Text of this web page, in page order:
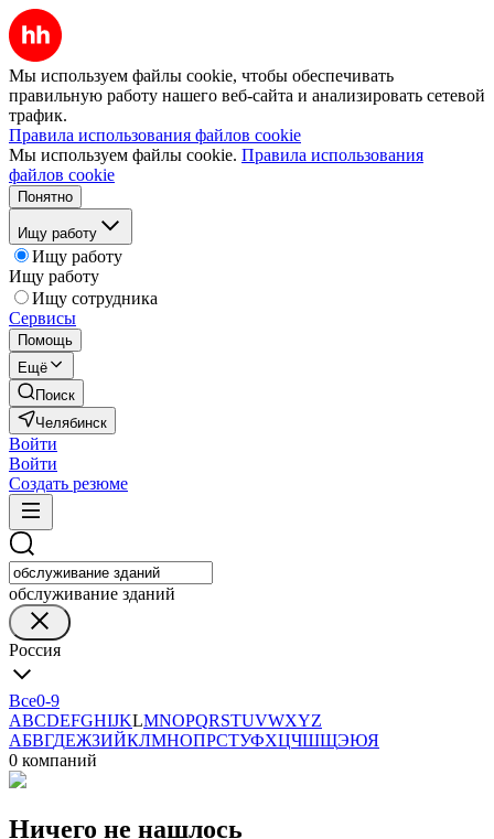
Мы используем файлы cookie, чтобы обеспечивать
правильную работу нашего веб-сайта и анализировать сетевой
трафик.
Правила использования файлов cookie
Мы используем файлы cookie. Правила использования
файлов cookie
Понятно
Ищу работу
Ищу работу
Ищу работу
Ищу сотрудника
Сервисы
Помощь
Ещё
Поиск
Челябинск
Войти
Войти
Создать резюме
обслуживание зданий
Россия
Все0-9
ABCDEFGHIJKLMNOPQRSTUVWXYZ
АБВГДЕЖЗИЙКЛМНОПРСТУФХЦЧШЩЭЮЯ
0 компаний
Ничего не нашлось